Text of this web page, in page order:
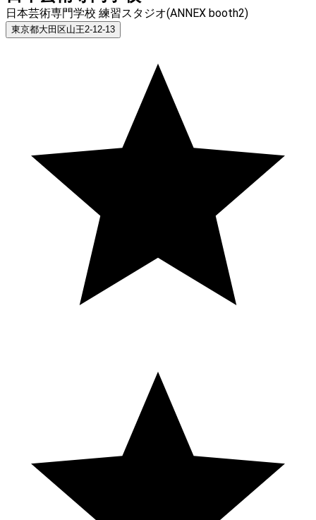
日本芸術専門学校 練習スタジオ(ANNEX booth2)
東京都大田区山王2-12-13